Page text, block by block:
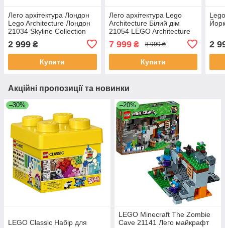
Лего архітектура Лондон
Lego Architecture Лондон
21034 Skyline Collection
2 999 ₴
Купити
Лего архітектура Lego
Architecture Білий дім
21054 LEGO Architecture
7 999₴ 8 999 ₴
Купити
2
Акційні пропозиції та новинки
–30%
LEGO Classic Набір для
–20%
LEGO Minecraft The Zombie
Cave 21141 Лего майкрафт